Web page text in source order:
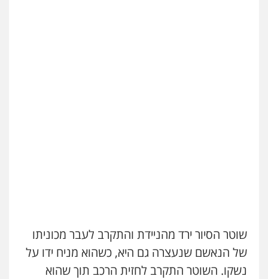
שוטר הסיור ירד מהניידת והתקרב לעבר מכוניתו
של הנאשם שנעצרה גם היא, כשהוא מניח ידו על
נשקו. השוטר התקרב לחזית הרכב תוך שהוא